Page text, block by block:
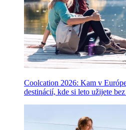
Coolcation 2026: Kam v
destinácií, kde si leto užijete